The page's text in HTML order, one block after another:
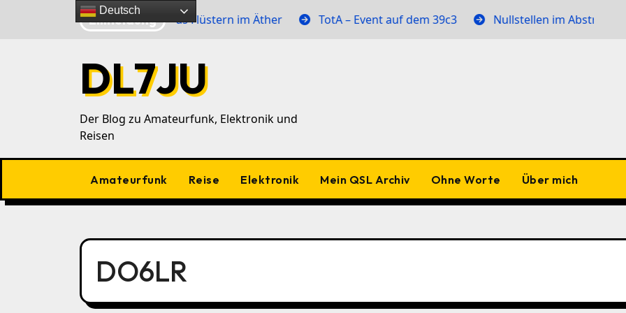
Eilmeldung
WSPR: Das Flüstern im Äther TotA – Event auf dem 39c3 Nullstellen im Abstrahlmuster
DL7JU
Der Blog zu Amateurfunk, Elektronik und
Reisen
Amateurfunk Reise Elektronik Mein QSL Archiv Ohne Worte Über mich
DO6LR
Deutsch